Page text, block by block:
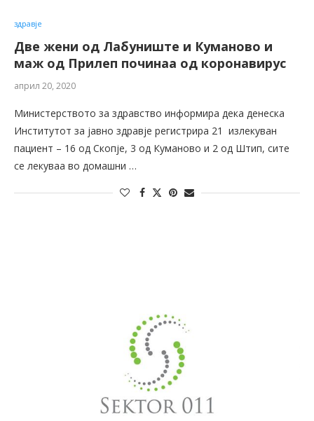
здравје
Две жени од Лабуниште и Куманово и
маж од Прилеп починаа од коронавирус
април 20, 2020
Министерството за здравство информира дека денеска
Институтот за јавно здравје регистрира 21 излекуван
пациент – 16 од Скопје, 3 од Куманово и 2 од Штип, сите
се лекуваа во домашни …